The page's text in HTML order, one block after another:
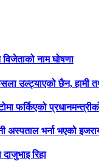
नाम घोषणा
उल्ट्याएको छैन, हामी
फर्किएको
अस्पताल भर्ना भएको
रिहा